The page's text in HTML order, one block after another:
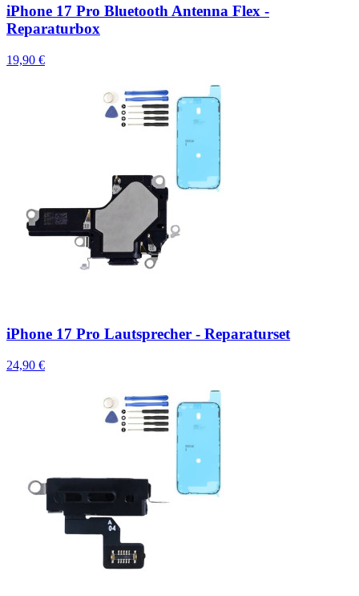
iPhone 17 Pro Bluetooth Antenna Flex -
Reparaturbox
19,90 €
iPhone 17 Pro Lautsprecher - Reparaturset
24,90 €